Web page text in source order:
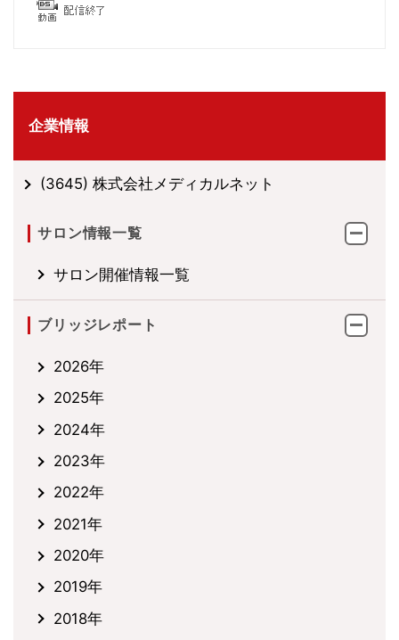
企業情報
(3645) 株式会社メディカルネット
サロン情報一覧
サロン開催情報一覧
ブリッジレポート
2026年
2025年
2024年
2023年
2022年
2021年
2020年
2019年
2018年